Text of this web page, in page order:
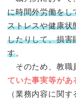
に時間外労働をし
ストレスや健康状
したりして、損害
す。
そのため、教職
ていた事実等があ
（業務内容に関